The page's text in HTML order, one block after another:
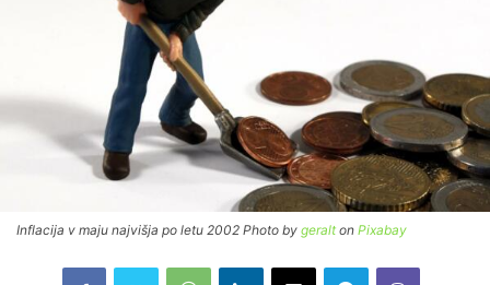
Inflacija v maju najvišja po letu 2002 Photo by geralton Pixabay